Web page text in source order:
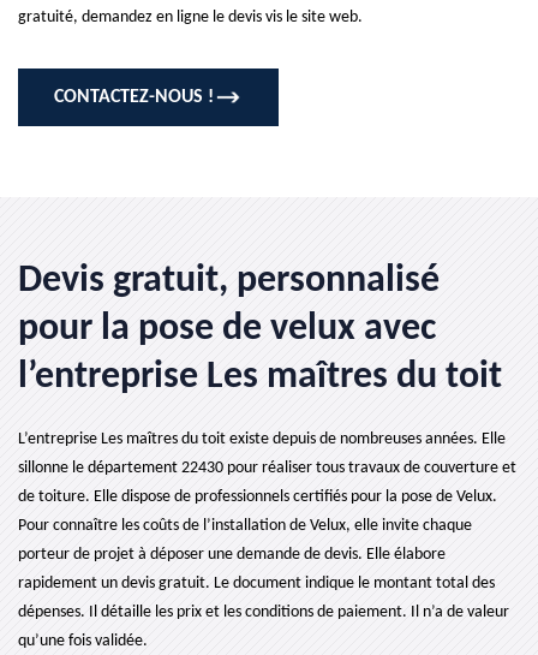
gratuité, demandez en ligne le devis vis le site web.
CONTACTEZ-NOUS !
Devis gratuit, personnalisé
pour la pose de velux avec
l’entreprise Les maîtres du toit
L’entreprise Les maîtres du toit existe depuis de nombreuses années. Elle
sillonne le département 22430 pour réaliser tous travaux de couverture et
de toiture. Elle dispose de professionnels certifiés pour la pose de Velux.
Pour connaître les coûts de l’installation de Velux, elle invite chaque
porteur de projet à déposer une demande de devis. Elle élabore
rapidement un devis gratuit. Le document indique le montant total des
dépenses. Il détaille les prix et les conditions de paiement. Il n’a de valeur
qu’une fois validée.